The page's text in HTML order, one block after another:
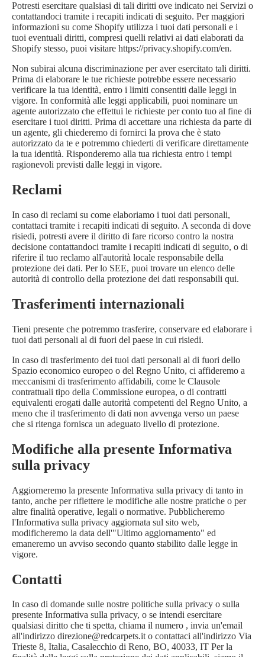
Potresti esercitare qualsiasi di tali diritti ove indicato nei Servizi o
contattandoci tramite i recapiti indicati di seguito. Per maggiori
informazioni su come Shopify utilizza i tuoi dati personali e i
tuoi eventuali diritti, compresi quelli relativi ai dati elaborati da
Shopify stesso, puoi visitare https://privacy.shopify.com/en.
Non subirai alcuna discriminazione per aver esercitato tali diritti.
Prima di elaborare le tue richieste potrebbe essere necessario
verificare la tua identità, entro i limiti consentiti dalle leggi in
vigore. In conformità alle leggi applicabili, puoi nominare un
agente autorizzato che effettui le richieste per conto tuo al fine di
esercitare i tuoi diritti. Prima di accettare una richiesta da parte di
un agente, gli chiederemo di fornirci la prova che è stato
autorizzato da te e potremmo chiederti di verificare direttamente
la tua identità. Risponderemo alla tua richiesta entro i tempi
ragionevoli previsti dalle leggi in vigore.
Reclami
In caso di reclami su come elaboriamo i tuoi dati personali,
contattaci tramite i recapiti indicati di seguito. A seconda di dove
risiedi, potresti avere il diritto di fare ricorso contro la nostra
decisione contattandoci tramite i recapiti indicati di seguito, o di
riferire il tuo reclamo all'autorità locale responsabile della
protezione dei dati. Per lo SEE, puoi trovare un elenco delle
autorità di controllo della protezione dei dati responsabili qui.
Trasferimenti internazionali
Tieni presente che potremmo trasferire, conservare ed elaborare i
tuoi dati personali al di fuori del paese in cui risiedi.
In caso di trasferimento dei tuoi dati personali al di fuori dello
Spazio economico europeo o del Regno Unito, ci affideremo a
meccanismi di trasferimento affidabili, come le Clausole
contrattuali tipo della Commissione europea, o di contratti
equivalenti erogati dalle autorità competenti del Regno Unito, a
meno che il trasferimento di dati non avvenga verso un paese
che si ritenga fornisca un adeguato livello di protezione.
Modifiche alla presente Informativa
sulla privacy
Aggiorneremo la presente Informativa sulla privacy di tanto in
tanto, anche per riflettere le modifiche alle nostre pratiche o per
altre finalità operative, legali o normative. Pubblicheremo
l'Informativa sulla privacy aggiornata sul sito web,
modificheremo la data dell'"Ultimo aggiornamento" ed
emaneremo un avviso secondo quanto stabilito dalle legge in
vigore.
Contatti
In caso di domande sulle nostre politiche sulla privacy o sulla
presente Informativa sulla privacy, o se intendi esercitare
qualsiasi diritto che ti spetta, chiama il numero , invia un'email
all'indirizzo direzione@redcarpets.it o contattaci all'indirizzo Via
Trieste 8, Italia, Casalecchio di Reno, BO, 40033, IT Per la